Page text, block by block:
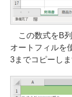
この数式をB列
オートフィルを
3までコピーし